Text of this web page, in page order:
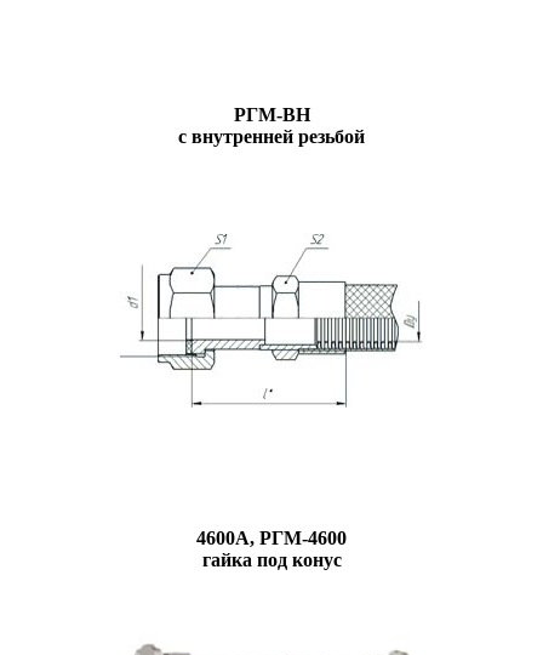
РГМ-ВН
с внутренней резьбой
4600А, РГМ-4600
гайка под конус